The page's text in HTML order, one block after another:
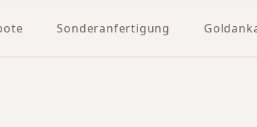
Sonderanfertigung